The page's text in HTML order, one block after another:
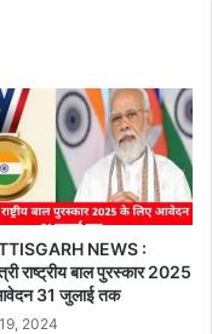
NEWS :
राष्ट्रीय बाल पुरस्कार 2025
31 जुलाई तक
2024